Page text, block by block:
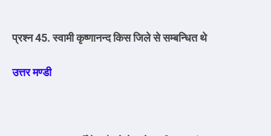
प्रश्न 45. स्वामी कृष्णानन्द किस जिले से सम्बन्धित थे
उत्तर मण्डी